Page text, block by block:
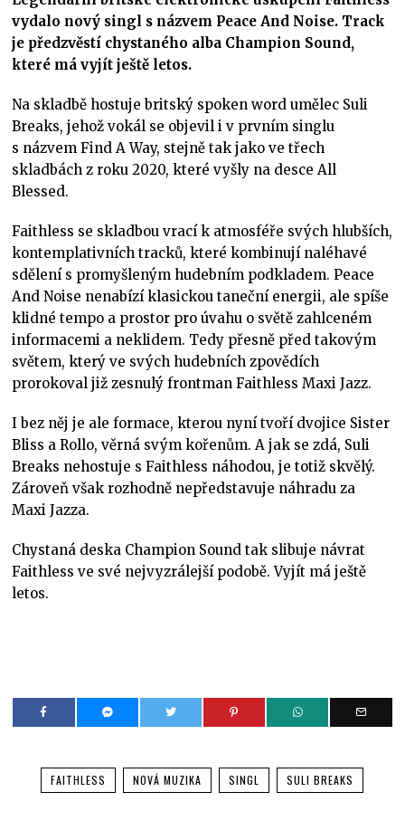
vydalo nový singl s názvem Peace And Noise. Track
je předzvěstí chystaného alba Champion Sound,
které má vyjít ještě letos.
Na skladbě hostuje britský spoken word umělec Suli
Breaks, jehož vokál se objevil i v prvním singlu
s názvem Find A Way, stejně tak jako ve třech
skladbách z roku 2020, které vyšly na desce All
Blessed.
Faithless se skladbou vrací k atmosféře svých hlubších,
kontemplativních tracků, které kombinují naléhavé
sdělení s promyšleným hudebním podkladem. Peace
And Noise nenabízí klasickou taneční energii, ale spíše
klidné tempo a prostor pro úvahu o světě zahlceném
informacemi a neklidem. Tedy přesně před takovým
světem, který ve svých hudebních zpovědích
prorokoval již zesnulý frontman Faithless Maxi Jazz.
I bez něj je ale formace, kterou nyní tvoří dvojice Sister
Bliss a Rollo, věrná svým kořenům. A jak se zdá, Suli
Breaks nehostuje s Faithless náhodou, je totiž skvělý.
Zároveň však rozhodně nepředstavuje náhradu za
Maxi Jazza.
Chystaná deska Champion Sound tak slibuje návrat
Faithless ve své nejvyzrálejší podobě. Vyjít má ještě
letos.
FAITHLESS NOVÁ MUZIKA SINGL SULI BREAKS